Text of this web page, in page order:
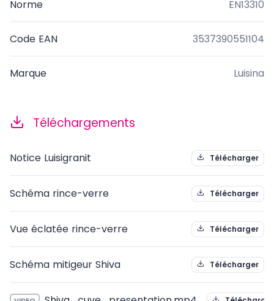
Norme EN13310
Code EAN 3537390551104
Marque Luisina
Téléchargements
Notice Luisigranit Télécharger
Schéma rince-verre Télécharger
Vue éclatée rince-verre Télécharger
Schéma mitigeur Shiva Télécharger